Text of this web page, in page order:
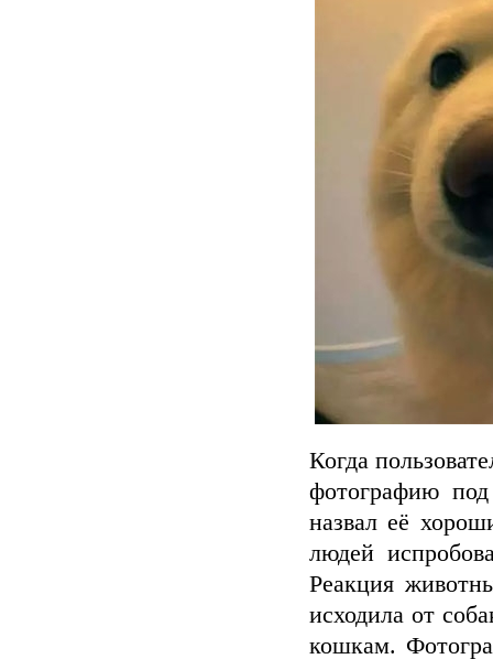
Когда
фотографию
назвал её
людей
Реакция
исходила от
кошкам.